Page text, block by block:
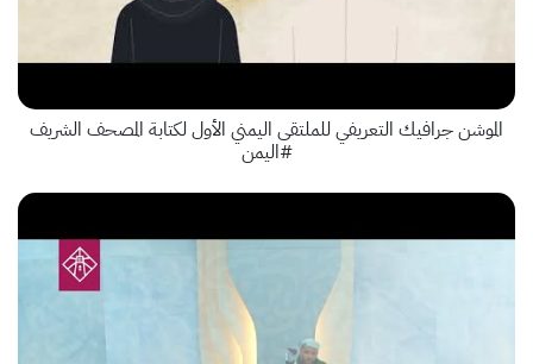
الموشن جرافيك التعريفي للملتقى اليمني الأول لكتابة المصحف الشريف
#اليمن